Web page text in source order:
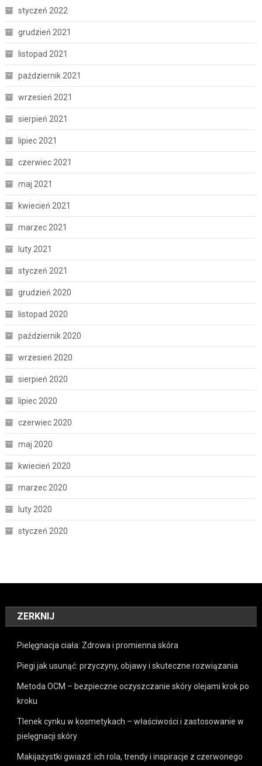
styczeń 2022
grudzień 2021
listopad 2021
październik 2021
wrzesień 2021
sierpień 2021
lipiec 2021
czerwiec 2021
maj 2021
kwiecień 2021
marzec 2021
luty 2021
styczeń 2021
grudzień 2020
listopad 2020
październik 2020
wrzesień 2020
sierpień 2020
lipiec 2020
czerwiec 2020
maj 2020
kwiecień 2020
marzec 2020
luty 2020
styczeń 2020
ZERKNIJ
Pielęgnacja ciała: Zdrowa i promienna skóra
Piegi jak usunąć: przyczyny, objawy i skuteczne rozwiązania
Metoda OCM – bezpieczne oczyszczanie skóry olejami krok po
kroku
Tlenek cynku w kosmetykach – właściwości i zastosowanie w
pielęgnacji skóry
Makijażystki gwiazd: ich rola, trendy i inspiracje z czerwonego